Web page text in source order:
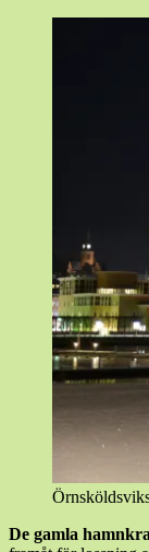
De gamla